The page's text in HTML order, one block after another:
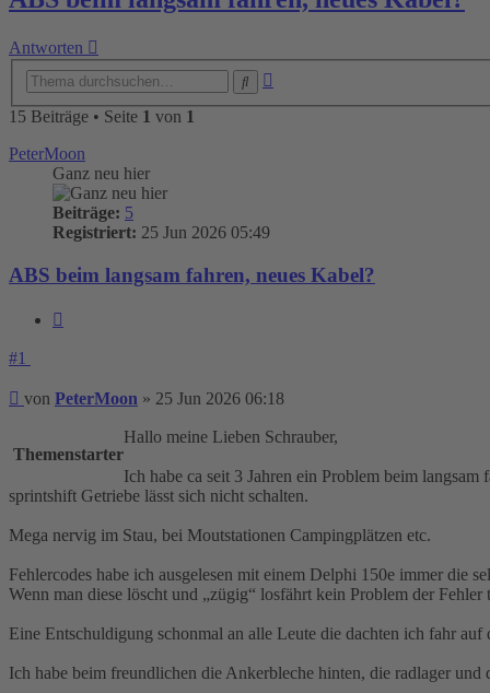
Antworten
15 Beiträge • Seite 1 von 1
PeterMoon
Ganz neu hier
Beiträge: 5
Registriert: 25 Jun 2026 05:49
ABS beim langsam fahren, neues Kabel?
#1
Beitrag
von PeterMoon » 25 Jun 2026 06:18
Themenstarter
Hallo meine Lieben Schrauber,
Ich habe ca seit 3 Jahren ein Problem beim
sprintshift Getriebe lässt sich nicht schalten.
Mega nervig im Stau, bei Moutstationen Campingplätzen etc.
Fehlercodes habe ich ausgelesen mit einem Delphi 150e immer die
Wenn man diese löscht und „zügig“ losfährt kein Problem der
Eine Entschuldigung schonmal an alle Leute die dachten ich fahr
Ich habe beim freundlichen die Ankerbleche hinten, die radlager und